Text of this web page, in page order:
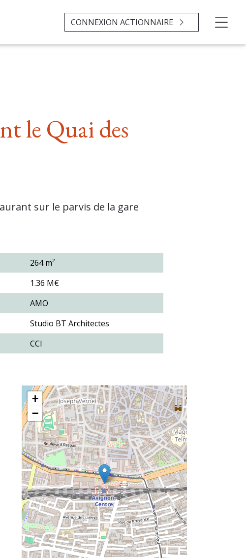
CONNEXION ACTIONNAIRE
le Quai des
sur le parvis de la gare
264 m²
1.36 M€
AMO
Studio BT Architectes
CCI
+
−